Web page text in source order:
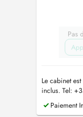
Pas
Le cabinet
inclus. Tel:
Paiement